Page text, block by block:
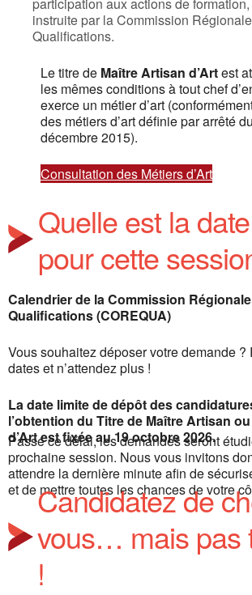
participation aux actions de
instruite par la Commission
Qualifications.
Le titre de Maître Artisan d’Artest
les mêmes conditions à tout chef
exerce un métier d’art
des métiers d’art définie par arrêté
décembre 2015).
Consultation des Métiers d’Art
Quelle est la
pour cette
Calendrier de la Commission
Qualifications (COREQUA)
Vous souhaitez déposer votre demande ?
dates et n’attendez plus !
La date limite de dépôt des
l’obtention du Titre de Maître Artisan
d’Art est fixée au 19 octobre 2026.
Passé ce délai, les demandes seront
prochaine session. Nous vous invitons
attendre la dernière minute afin de
et de mettre toutes les chances de votre
Candidatez de
vous… mais pas
!